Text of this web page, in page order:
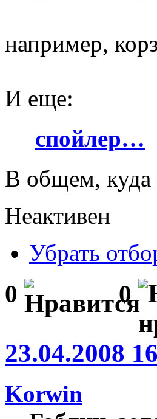
например,
И еще:
спойлер…
В общем, куда
Неактивен
Убрать
0 0
23.04.2008
Korwin